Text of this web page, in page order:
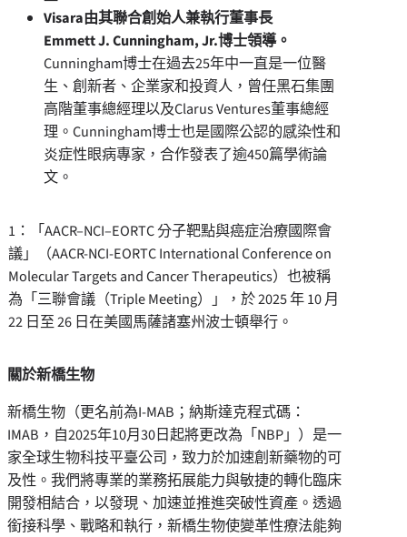
Visara由其聯合創始人兼執行董事長
Emmett J. Cunningham, Jr.博士領導。
Cunningham博士在過去25年中一直是一位醫
生、創新者、企業家和投資人，曾任黑石集團
高階董事總經理以及Clarus Ventures董事總經
理。Cunningham博士也是國際公認的感染性和
炎症性眼病專家，合作發表了逾450篇學術論
文。
1：「AACR–NCI–EORTC 分子靶點與癌症治療國際會
議」（AACR-NCI-EORTC International Conference on
Molecular Targets and Cancer Therapeutics）也被稱
為「三聯會議（Triple Meeting）」，於 2025 年 10 月
22 日至 26 日在美國馬薩諸塞州波士頓舉行。
關於新橋生物
新橋生物（更名前為I-MAB；納斯達克程式碼：
IMAB，自2025年10月30日起將更改為「NBP」）是一
家全球生物科技平臺公司，致力於加速創新藥物的可
及性。我們將專業的業務拓展能力與敏捷的轉化臨床
開發相結合，以發現、加速並推進突破性資產。透過
銜接科學、戰略和執行，新橋生物使變革性療法能夠